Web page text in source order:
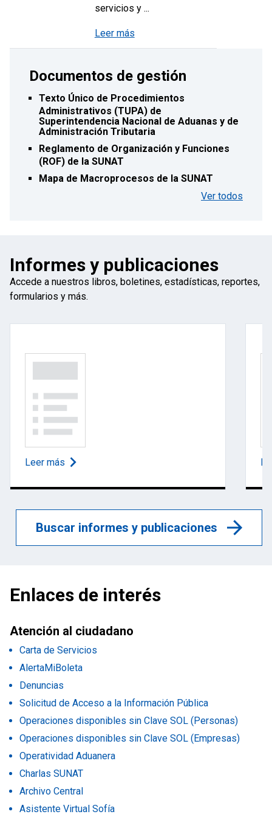
servicios y ...
Leer más
Documentos de gestión
Texto Único de Procedimientos
Administrativos (TUPA) de
Superintendencia Nacional de Aduanas y de
Administración Tributaria
Reglamento de Organización y Funciones
(ROF) de la SUNAT
Mapa de Macroprocesos de la SUNAT
Ver todos
Informes y publicaciones
Accede a nuestros libros, boletines, estadísticas, reportes,
formularios y más.
Leer más
Buscar informes y publicaciones
Enlaces de interés
Atención al ciudadano
Carta de Servicios
AlertaMiBoleta
Denuncias
Solicitud de Acceso a la Información Pública
Operaciones disponibles sin Clave SOL (Personas)
Operaciones disponibles sin Clave SOL (Empresas)
Operatividad Aduanera
Charlas SUNAT
Archivo Central
Asistente Virtual Sofía